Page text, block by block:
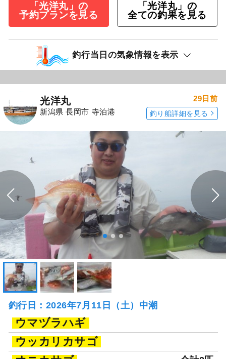
「光洋丸」の
予約プランを見る
「光洋丸」の
全ての釣果を見る
釣行当日の気象情報を表示
光洋丸
新潟県 長岡市 寺泊港
29日前
釣り船詳細を見る
釣行日：2026年7月11日（土）中潮
ウマヅラハギ
ウッカリカサゴ